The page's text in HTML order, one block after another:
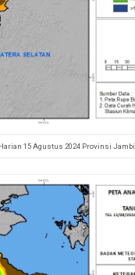
15 Agustus 2024 Provinsi Jambi